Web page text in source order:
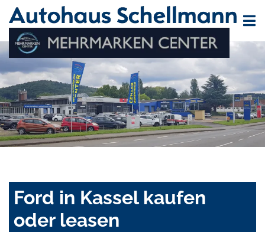
Ford in Kassel kaufen
oder leasen